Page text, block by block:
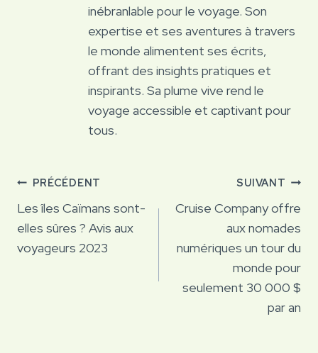
inébranlable pour le voyage. Son
expertise et ses aventures à travers
le monde alimentent ses écrits,
offrant des insights pratiques et
inspirants. Sa plume vive rend le
voyage accessible et captivant pour
tous.
Navigation
de
l’article
PRÉCÉDENT
Les îles Caïmans sont-
elles sûres ? Avis aux
voyageurs 2023
SUIVANT
Cruise Company offre
aux nomades
numériques un tour du
monde pour
seulement 30 000 $
par an